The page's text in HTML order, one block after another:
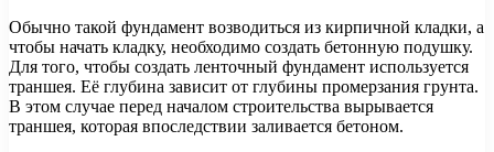
Обычно такой фундамент возводиться из кирпичной кладки, а
чтобы начать кладку, необходимо создать бетонную подушку.
Для того, чтобы создать ленточный фундамент используется
траншея. Её глубина зависит от глубины промерзания грунта.
В этом случае перед началом строительства вырывается
траншея, которая впоследствии заливается бетоном.